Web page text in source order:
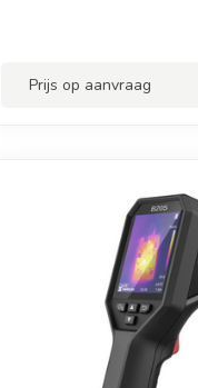
Prijs op aanvraag